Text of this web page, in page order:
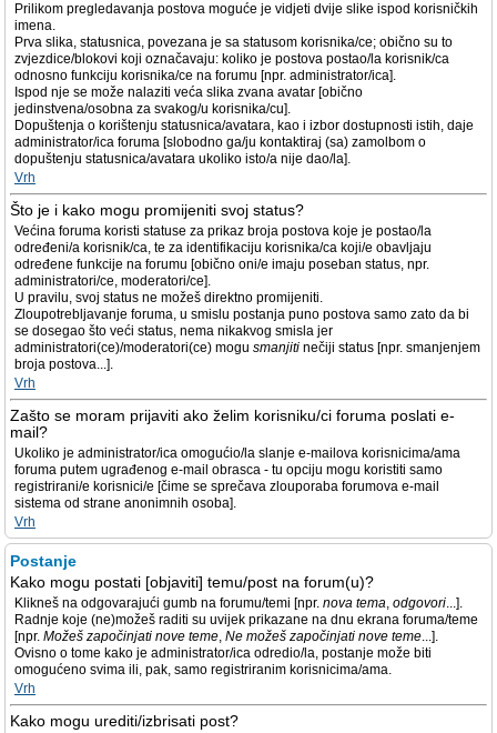
Prilikom pregledavanja postova moguće je vidjeti dvije slike ispod korisničkih
imena.
Prva slika, statusnica, povezana je sa statusom korisnika/ce; obično su to
zvjezdice/blokovi koji označavaju: koliko je postova postao/la korisnik/ca
odnosno funkciju korisnika/ce na forumu [npr. administrator/ica].
Ispod nje se može nalaziti veća slika zvana avatar [obično
jedinstvena/osobna za svakog/u korisnika/cu].
Dopuštenja o korištenju statusnica/avatara, kao i izbor dostupnosti istih, daje
administrator/ica foruma [slobodno ga/ju kontaktiraj (sa) zamolbom o
dopuštenju statusnica/avatara ukoliko isto/a nije dao/la].
Vrh
Što je i kako mogu promijeniti svoj status?
Većina foruma koristi statuse za prikaz broja postova koje je postao/la
određeni/a korisnik/ca, te za identifikaciju korisnika/ca koji/e obavljaju
određene funkcije na forumu [obično oni/e imaju poseban status, npr.
administratori/ce, moderatori/ce].
U pravilu, svoj status ne možeš direktno promijeniti.
Zloupotrebljavanje foruma, u smislu postanja puno postova samo zato da bi
se dosegao što veći status, nema nikakvog smisla jer
administratori(ce)/moderatori(ce) mogu smanjiti nečiji status [npr. smanjenjem
broja postova...].
Vrh
Zašto se moram prijaviti ako želim korisniku/ci foruma poslati e-
mail?
Ukoliko je administrator/ica omogućio/la slanje e-mailova korisnicima/ama
foruma putem ugrađenog e-mail obrasca - tu opciju mogu koristiti samo
registrirani/e korisnici/e [čime se sprečava zlouporaba forumova e-mail
sistema od strane anonimnih osoba].
Vrh
Postanje
Kako mogu postati [objaviti] temu/post na forum(u)?
Klikneš na odgovarajući gumb na forumu/temi [npr. nova tema, odgovori...].
Radnje koje (ne)možeš raditi su uvijek prikazane na dnu ekrana foruma/teme
[npr. Možeš započinjati nove teme, Ne možeš započinjati nove teme...].
Ovisno o tome kako je administrator/ica odredio/la, postanje može biti
omogućeno svima ili, pak, samo registriranim korisnicima/ama.
Vrh
Kako mogu urediti/izbrisati post?